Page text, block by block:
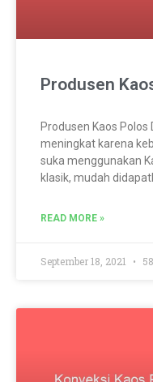
Produsen
Produsen Kaos
meningkat karena
suka menggunakan
klasik, mudah
READ MORE »
September 18, 2021